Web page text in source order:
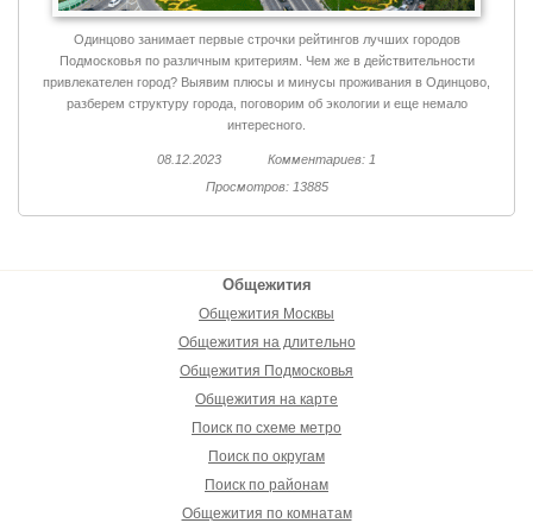
Одинцово занимает первые строчки рейтингов лучших городов
Подмосковья по различным критериям. Чем же в действительности
привлекателен город? Выявим плюсы и минусы проживания в Одинцово,
разберем структуру города, поговорим об экологии и еще немало
интересного.
08.12.2023
Комментариев: 1
Просмотров: 13885
Общежития
Общежития Москвы
Общежития на длительно
Общежития Подмосковья
Общежития на карте
Поиск по схеме метро
Поиск по округам
Поиск по районам
Общежития по комнатам